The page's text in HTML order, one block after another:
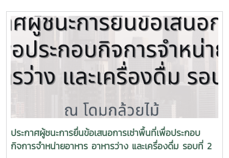
%202569.pdf
ประกาศผู้ชนะการยื่นข้อเสนอการเช่าพื้นที่เพื่อประกอบ
กิจการจำหน่ายอาหาร อาหารว่าง และเครื่องดื่ม รอบที่ 2